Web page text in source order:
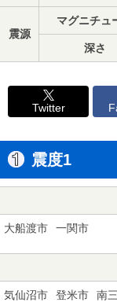
震源
マグニチュ
深さ
Twitter
震度1
大船渡市 一関市
気仙沼市 登米市 南